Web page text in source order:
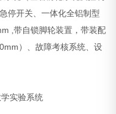
停开关、一体化全铝制型
,带自锁脚轮装置，带装配
）、故障考核系统、设
实验系统